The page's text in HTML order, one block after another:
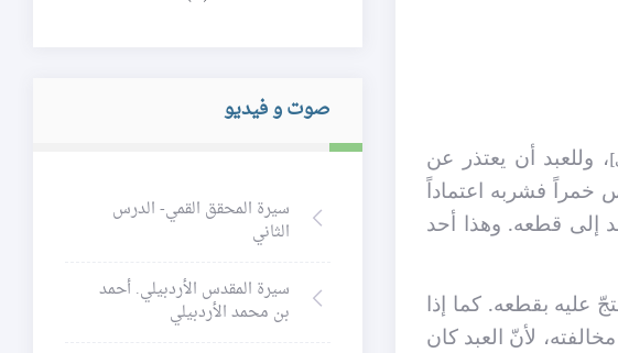
، وللعبد أن يعتذر عن
خمراً فشربه اعتماداً
إلى قطعه. وهذا أحد
عليه بقطعه. كما إذا
لأنّ العبد كان
صوت و فيديو
سيرة المحقق القمي- الدرس
الثاني
سيرة المقدس الأردبيلي. أحمد
بن محمد الأردبيلي